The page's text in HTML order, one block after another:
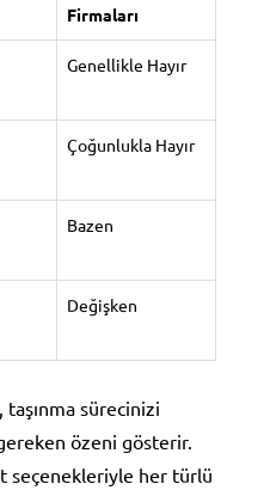
Firmaları
Genellikle Hayır
Çoğunlukla Hayır
Bazen
Değişken
sürecinizi
özeni gösterir.
seçenekleriyle her türlü